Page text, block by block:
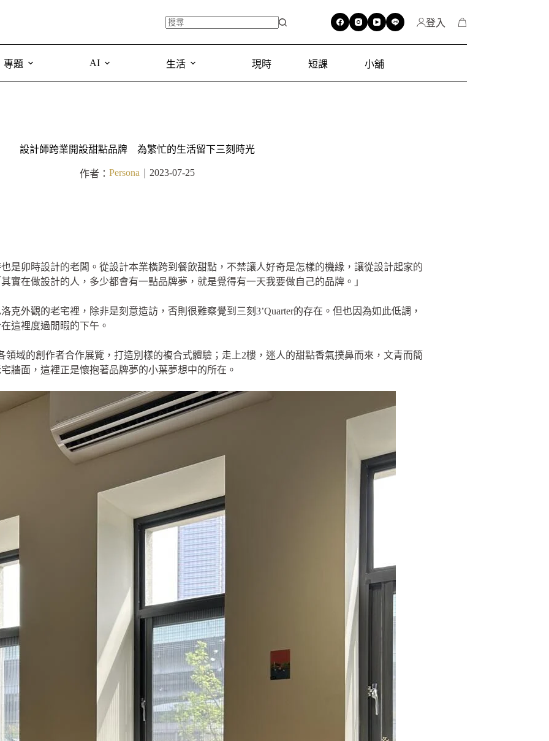
登入
專題 AI 生活 現時 短課 小舖
設計師跨業開設甜點品牌 為繁忙的生活留下三刻時光
作者： Persona 2023-07-25
是卯時設計的老闆。從設計本業橫跨到餐飲甜點，不禁讓人好奇是怎樣的機緣，讓從設計起家的
實在做設計的人，多少都會有一點品牌夢，就是覺得有一天我要做自己的品牌。」
克外觀的老宅裡，除非是刻意造訪，否則很難察覺到三刻3’Quarter的存在。但也因為如此低調，
這裡度過閒暇的下午。
領域的創作者合作展覽，打造別樣的複合式體驗；走上2樓，迷人的甜點香氣撲鼻而來，文青而簡
牆面，這裡正是懷抱著品牌夢的小葉夢想中的所在。